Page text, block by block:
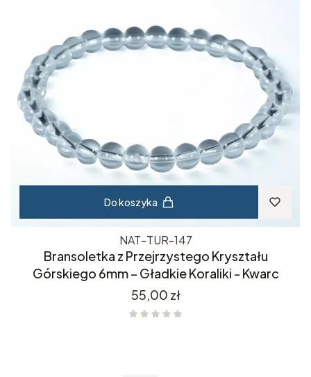
Do koszyka
NAT-TUR-147
Bransoletka z Przejrzystego Kryształu
Górskiego 6mm – Gładkie Koraliki - Kwarc
Cena
55,00 zł